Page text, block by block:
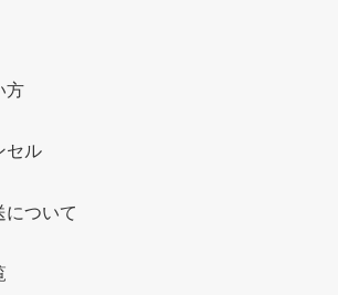
方
セル
について